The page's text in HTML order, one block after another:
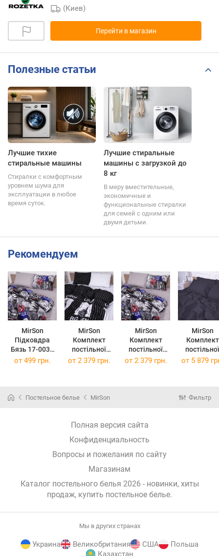
(Киев)
Перейти в магазин
Полезные статьи
Лучшие тихие
стиральные машины
Стиралки с комфортным
уровнем шума для
эксплуатации в любое
время суток.
Лучшие стиральные
машины с загрузкой до
8 кг
В меру вместительные,
экономичные и
функциональные стиралки
для семей с одним или
двумя детьми.
Рекомендуем
MirSon
Підковдра
Бязь 17-0034
Celeste 110 x
MirSon
Комплект
постільної
білизни Бязь
MirSon
Комплект
постільної
білизни Бязь
MirSon
Комплект
постільної
білизни Satin
от 499 грн. от 2 379 грн. от 2 379 грн. от 5 879
Постельное белье MirSon Фильтр
Полная версия сайта
Конфиденциальность
Вопросы и пожелания по сайту
Магазинам
Каталог постельного белья 2026 - новинки, хиты
продаж, купить постельное белье.
Мы в других странах
Украина Великобритания США
Польша
Казахстан